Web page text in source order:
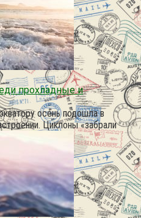
прохладные и
осень подошла в
Циклоны «забрали